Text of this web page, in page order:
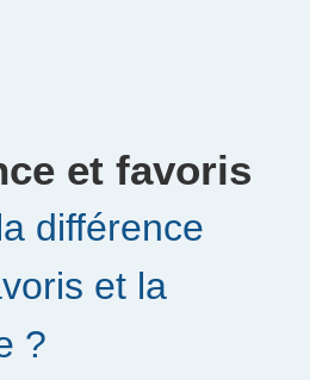
et favoris
différence
et la
?